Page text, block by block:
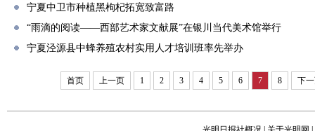
宁夏中卫市种植黑枸杞拓宽致富路
“雨滴的阅读——西部艺术家文献展”在银川当代美术馆举行
宁夏泾源县中蜂养殖农村实用人才培训班率先举办
首页 上一页 1 2 3 4 5 6 7 8 下